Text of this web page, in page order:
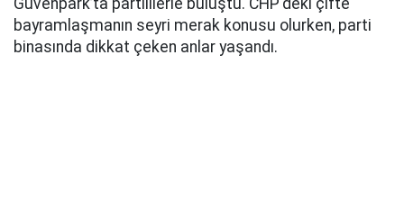
bayramlaşmanın seyri merak konusu olurken, parti
binasında dikkat çeken anlar yaşandı.